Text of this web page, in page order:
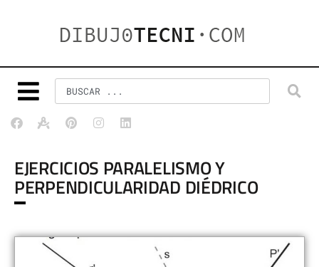
EJERCICIOS PARALELISMO Y
PERPENDICULARIDAD DIÉDRICO